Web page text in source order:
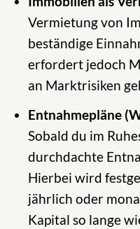
Vermietung von
beständige
erfordert jedoch
an Marktrisiken
Entnahmepläne
Sobald du im
durchdachte
Hierbei wird
jährlich oder
Kapital so lange